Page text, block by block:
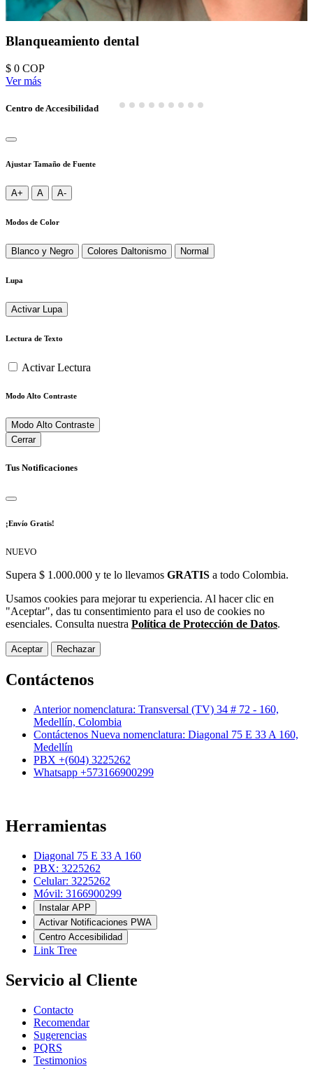
Blanqueamiento dental
$ 0 COP
Ver más
Centro de Accesibilidad
Ajustar Tamaño de Fuente
A+ A A-
Modos de Color
Blanco y Negro Colores Daltonismo Normal
Lupa
Activar Lupa
Lectura de Texto
Activar Lectura
Modo Alto Contraste
Modo Alto Contraste
Cerrar
Tus Notificaciones
¡Envío Gratis!
NUEVO
Supera $ 1.000.000 y te lo llevamos GRATIS a todo Colombia.
Usamos cookies para mejorar tu experiencia. Al hacer clic en
"Aceptar", das tu consentimiento para el uso de cookies no
esenciales. Consulta nuestra Política de Protección de Datos.
Aceptar Rechazar
Contáctenos
Anterior nomenclatura: Transversal (TV) 34 # 72 - 160,
Medellín, Colombia
Contáctenos Nueva nomenclatura: Diagonal 75 E 33 A 160,
Medellín
PBX +(604) 3225262
Whatsapp +573166900299
Herramientas
Diagonal 75 E 33 A 160
PBX: 3225262
Celular: 3225262
Móvil: 3166900299
Instalar APP
Activar Notificaciones PWA
Centro Accesibilidad
Link Tree
Servicio al Cliente
Contacto
Recomendar
Sugerencias
PQRS
Testimonios